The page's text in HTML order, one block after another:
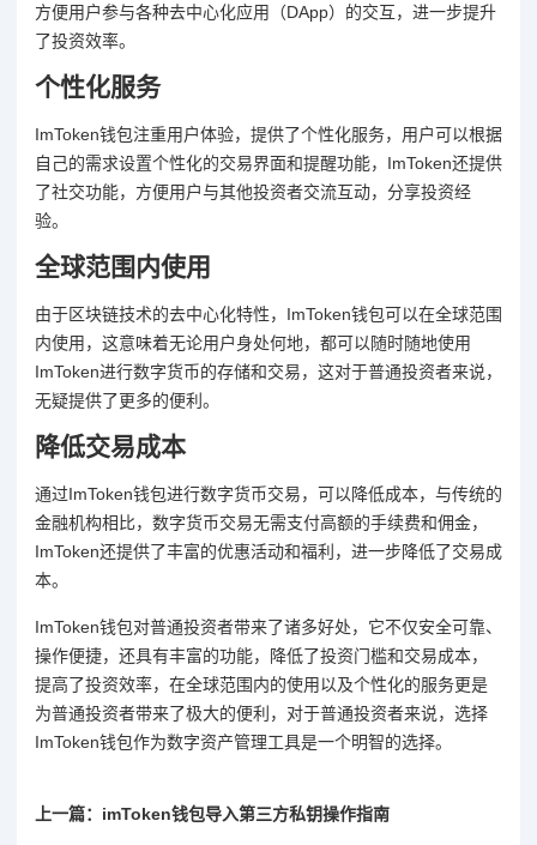
方便用户参与各种去中心化应用（DApp）的交互，进一步提升
了投资效率。
个性化服务
ImToken钱包注重用户体验，提供了个性化服务，用户可以根据
自己的需求设置个性化的交易界面和提醒功能，ImToken还提供
了社交功能，方便用户与其他投资者交流互动，分享投资经
验。
全球范围内使用
由于区块链技术的去中心化特性，ImToken钱包可以在全球范围
内使用，这意味着无论用户身处何地，都可以随时随地使用
ImToken进行数字货币的存储和交易，这对于普通投资者来说，
无疑提供了更多的便利。
降低交易成本
通过ImToken钱包进行数字货币交易，可以降低成本，与传统的
金融机构相比，数字货币交易无需支付高额的手续费和佣金，
ImToken还提供了丰富的优惠活动和福利，进一步降低了交易成
本。
ImToken钱包对普通投资者带来了诸多好处，它不仅安全可靠、
操作便捷，还具有丰富的功能，降低了投资门槛和交易成本，
提高了投资效率，在全球范围内的使用以及个性化的服务更是
为普通投资者带来了极大的便利，对于普通投资者来说，选择
ImToken钱包作为数字资产管理工具是一个明智的选择。
上一篇：imToken钱包导入第三方私钥操作指南